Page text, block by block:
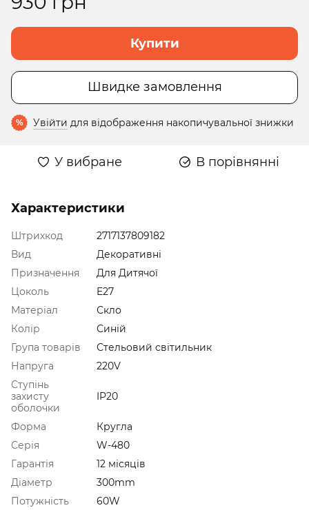
Купити
Швидке замовлення
% Увійти для відображення накопичувальної знижки
У вибране В порівнянні
Характеристики
Штрихкод
2717137809182
Вид
Декоративні
Призначення
Для Дитячої
Цоколь
E27
Матеріал
Скло
Колір
Синій
Група товарів
Стельовий світильник
Напруга
220V
Ступінь
захисту
оболочки
IP20
Форма
Кругла
Серія
W-480
Гарантія
12 місяців
Діаметр
300mm
Потужність
60W